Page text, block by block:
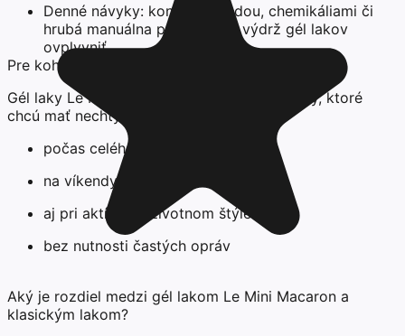
Denné návyky: kontakt s vodou, chemikáliami či
hrubá manuálna práca môžu výdrž gél lakov
ovplyvniť.
Pre koho je výdrž gél lakov ideálna?
Gél laky Le Mini Macaron sú vhodné pre ženy, ktoré
chcú mať nechty upravené:
počas celého pracovného týždňa
na víkendy a spoločenské udalosti
aj pri aktívnom životnom štýle
bez nutnosti častých opráv
Aký je rozdiel medzi gél lakom Le Mini Macaron a
klasickým lakom?